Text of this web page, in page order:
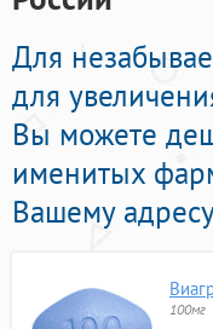
Для
для
Вы можете
именитых
Вашему
100мг